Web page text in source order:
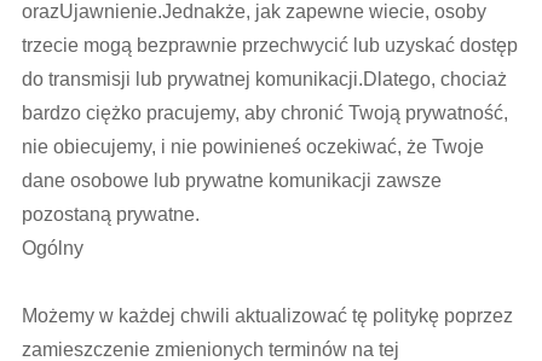
orazUjawnienie.Jednakże, jak zapewne wiecie, osoby
trzecie mogą bezprawnie przechwycić lub uzyskać dostęp
do transmisji lub prywatnej komunikacji.Dlatego, chociaż
bardzo ciężko pracujemy, aby chronić Twoją prywatność,
nie obiecujemy, i nie powinieneś oczekiwać, że Twoje
dane osobowe lub prywatne komunikacji zawsze
pozostaną prywatne.
Ogólny
Możemy w każdej chwili aktualizować tę politykę poprzez
zamieszczenie zmienionych terminów na tej